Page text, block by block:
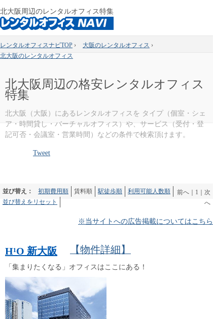
北大阪周辺のレンタルオフィス特集
レンタルオフィスナビTOP › 大阪のレンタルオフィス ›
北大阪のレンタルオフィス
北大阪周辺の格安レンタルオフィス
特集
北大阪（大阪）にあるレンタルオフィスを タイプ（個室・シェ
ア・時間貸し・バーチャルオフィス）や、サービス（受付・登
記可否・会議室・営業時間）などの条件で検索頂けます。
Tweet
並び替え： 初期費用順 賃料順 駅徒歩順
利用可能人数順
並び替えをリセット
前へ 1
次
へ
※当サイトへの広告掲載についてはこちら
H¹O 新大阪 【物件詳細】
「集まりたくなる」オフィスはここにある！